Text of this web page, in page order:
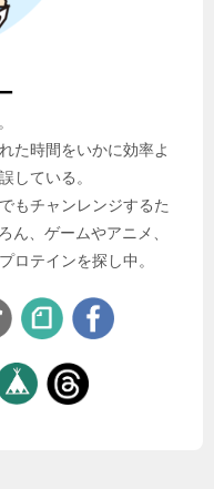
た時間をいかに効率よ
している。
もチャンレンジするた
ん、ゲームやアニメ、
ロテインを探し中。